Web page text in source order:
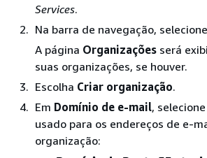
Services.
Na barra de navegação, selecione
A página Organizações será
suas organizações, se houver.
Escolha Criar organização.
Em Domínio de e-mail,
usado para os endereços de e-
organização: